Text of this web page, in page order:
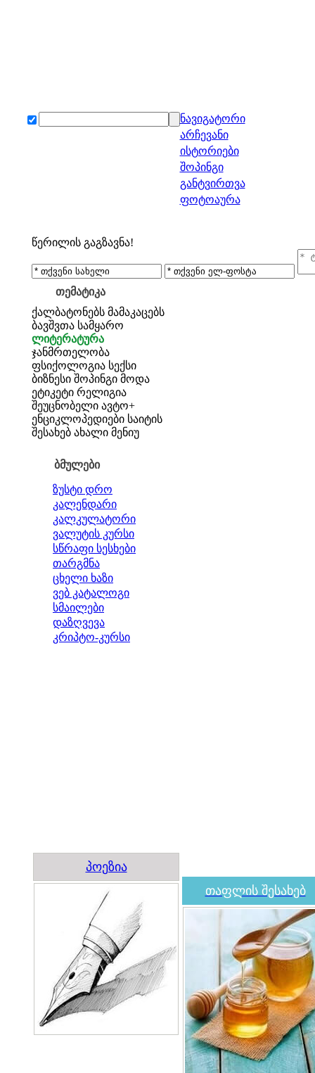
ნავიგატორი
არჩევანი
ისტორიები
შოპინგი
განტვირთვა
ფოტოაურა
წერილის გაგზავნა!
თემატიკა
ქალბატონებს მამაკაცებს
ბავშვთა სამყარო
ლიტერატურა
ჯანმრთელობა
ფსიქოლოგია სექსი
ბიზნესი შოპინგი მოდა
ეტიკეტი რელიგია
შეუცნობელი ავტო+
ენციკლოპედიები საიტის
შესახებ ახალი მენიუ
ბმულები
ზუსტი დრო
კალენდარი
კალკულატორი
ვალუტის კურსი
სწრაფი სესხები
თარგმნა
ცხელი ხაზი
ვებ კატალოგი
სმაილები
დაზღვევა
კრიპტო-კურსი
პოეზია
თაფლის შესახებ